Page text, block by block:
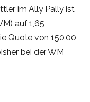
im Ally Pally ist
auf 1,65
Quote von 150,00
bei der WM